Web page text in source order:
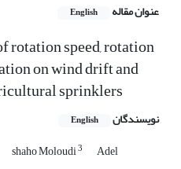
عنوان مقاله English
rotation speed, rotation
on wind drift and
sprinklers
نویسندگان English
shaho Moloudi3 Adel